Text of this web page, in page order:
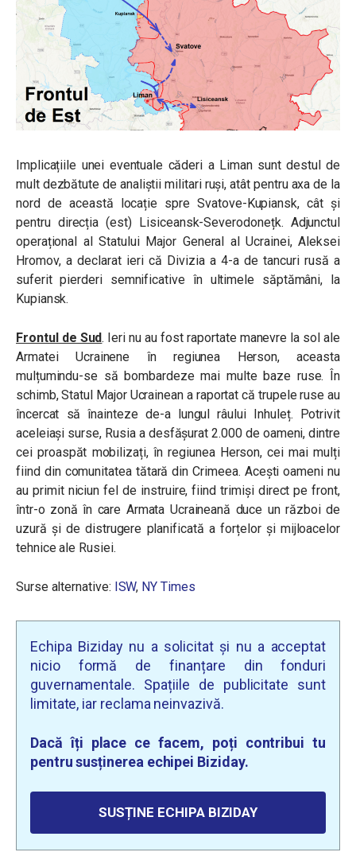
Implicațiile unei eventuale căderi a Liman sunt destul de
mult dezbătute de analiștii militari ruși, atât pentru axa de la
nord de această locație spre Svatove-Kupiansk, cât și
pentru direcția (est) Lisiceansk-Severodonețk. Adjunctul
operațional al Statului Major General al Ucrainei, Aleksei
Hromov, a declarat ieri că Divizia a 4-a de tancuri rusă a
suferit pierderi semnificative în ultimele săptămâni, la
Kupiansk.
Frontul de Sud. Ieri nu au fost raportate manevre la sol ale
Armatei Ucrainene în regiunea Herson, aceasta
mulțumindu-se să bombardeze mai multe baze ruse. În
schimb, Statul Major Ucrainean a raportat că trupele ruse au
încercat să înainteze de-a lungul râului Inhuleț. Potrivit
aceleiași surse, Rusia a desfășurat 2.000 de oameni, dintre
cei proaspăt mobilizați, în regiunea Herson, cei mai mulți
fiind din comunitatea tătară din Crimeea. Acești oameni nu
au primit niciun fel de instruire, fiind trimiși direct pe front,
într-o zonă în care Armata Ucraineană duce un război de
uzură și de distrugere planificată a forțelor și mijloacelor
tehnice ale Rusiei.
Surse alternative: ISW, NY Times
Echipa Biziday nu a solicitat și nu a acceptat
nicio formă de finanțare din fonduri
guvernamentale. Spațiile de publicitate sunt
limitate, iar reclama neinvazivă.
Dacă îți place ce facem, poți contribui tu
pentru susținerea echipei Biziday.
SUSȚINE ECHIPA BIZIDAY